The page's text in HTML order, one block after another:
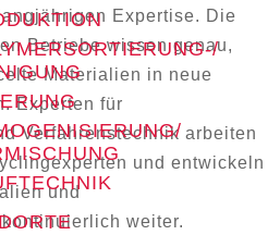
Expertise. Die
Betriebe wissen genau,
Materialien in neue
Experten für
Verfahrenstechnik arbeiten
und entwickeln
und
weiter.